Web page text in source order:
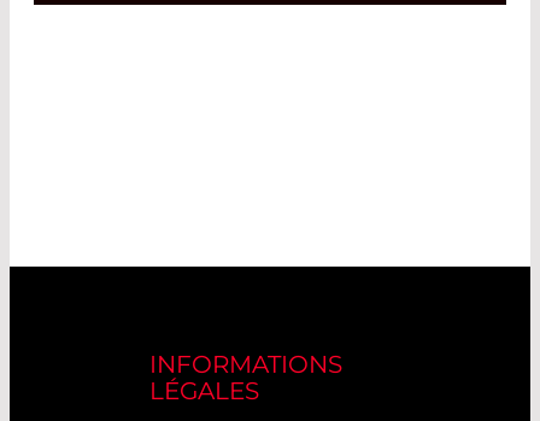
INFORMATIONS
LÉGALES